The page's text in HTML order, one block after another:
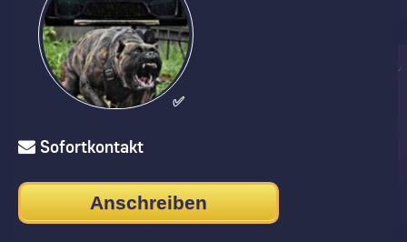
✅
Sofortkontakt
Anschreiben